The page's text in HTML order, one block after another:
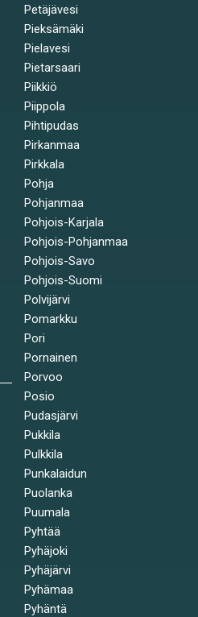
Petäjävesi
Pieksämäki
Pielavesi
Pietarsaari
Piikkiö
Piippola
Pihtipudas
Pirkanmaa
Pirkkala
Pohja
Pohjanmaa
Pohjois-Karjala
Pohjois-Pohjanmaa
Pohjois-Savo
Pohjois-Suomi
Polvijärvi
Pomarkku
Pori
Pornainen
Porvoo
Posio
Pudasjärvi
Pukkila
Pulkkila
Punkalaidun
Puolanka
Puumala
Pyhtää
Pyhäjoki
Pyhäjärvi
Pyhämaa
Pyhäntä